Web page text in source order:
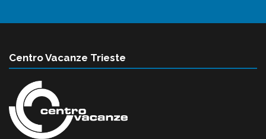
Centro Vacanze Trieste